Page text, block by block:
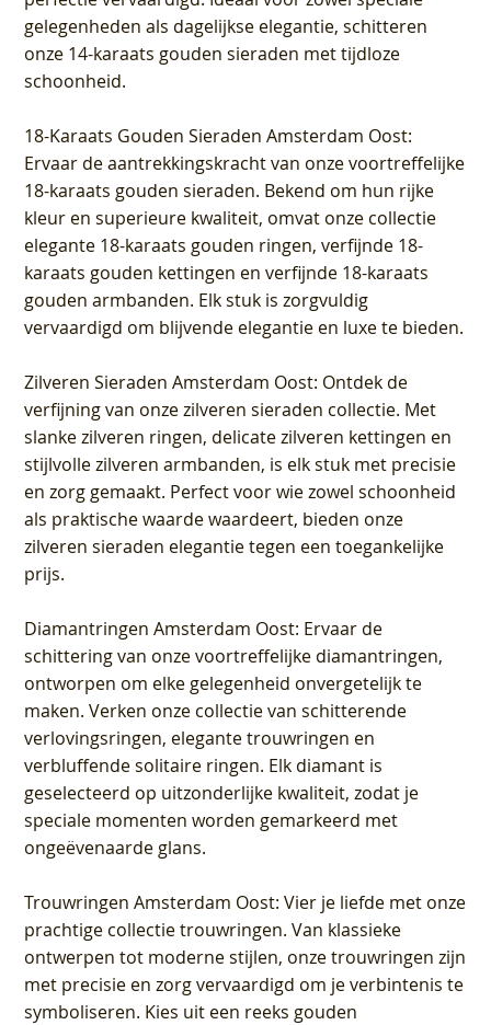
gelegenheden als dagelijkse elegantie, schitteren
onze 14-karaats gouden sieraden met tijdloze
schoonheid.
18-Karaats Gouden Sieraden Amsterdam Oost:
Ervaar de aantrekkingskracht van onze voortreffelijke
18-karaats gouden sieraden. Bekend om hun rijke
kleur en superieure kwaliteit, omvat onze collectie
elegante 18-karaats gouden ringen, verfijnde 18-
karaats gouden kettingen en verfijnde 18-karaats
gouden armbanden. Elk stuk is zorgvuldig
vervaardigd om blijvende elegantie en luxe te bieden.
Zilveren Sieraden Amsterdam Oost: Ontdek de
verfijning van onze zilveren sieraden collectie. Met
slanke zilveren ringen, delicate zilveren kettingen en
stijlvolle zilveren armbanden, is elk stuk met precisie
en zorg gemaakt. Perfect voor wie zowel schoonheid
als praktische waarde waardeert, bieden onze
zilveren sieraden elegantie tegen een toegankelijke
prijs.
Diamantringen Amsterdam Oost: Ervaar de
schittering van onze voortreffelijke diamantringen,
ontworpen om elke gelegenheid onvergetelijk te
maken. Verken onze collectie van schitterende
verlovingsringen, elegante trouwringen en
verbluffende solitaire ringen. Elk diamant is
geselecteerd op uitzonderlijke kwaliteit, zodat je
speciale momenten worden gemarkeerd met
ongeëvenaarde glans.
Trouwringen Amsterdam Oost: Vier je liefde met onze
prachtige collectie trouwringen. Van klassieke
ontwerpen tot moderne stijlen, onze trouwringen zijn
met precisie en zorg vervaardigd om je verbintenis te
symboliseren. Kies uit een reeks gouden